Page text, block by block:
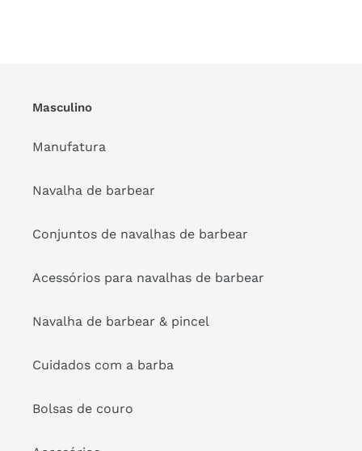
Masculino
Manufatura
Navalha de barbear
Conjuntos de navalhas de barbear
Acessórios para navalhas de barbear
Navalha de barbear & pincel
Cuidados com a barba
Bolsas de couro